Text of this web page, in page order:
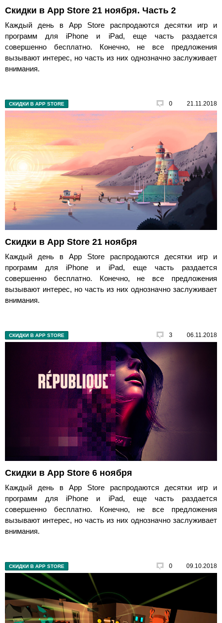
Скидки в App Store 21 ноября. Часть 2
Каждый день в App Store распродаются десятки игр и
программ для iPhone и iPad, еще часть раздается
совершенно бесплатно. Конечно, не все предложения
вызывают интерес, но часть из них однозначно заслуживает
внимания.
СКИДКИ В APP STORE 0 21.11.2018
Скидки в App Store 21 ноября
Каждый день в App Store распродаются десятки игр и
программ для iPhone и iPad, еще часть раздается
совершенно бесплатно. Конечно, не все предложения
вызывают интерес, но часть из них однозначно заслуживает
внимания.
СКИДКИ В APP STORE 3 06.11.2018
Скидки в App Store 6 ноября
Каждый день в App Store распродаются десятки игр и
программ для iPhone и iPad, еще часть раздается
совершенно бесплатно. Конечно, не все предложения
вызывают интерес, но часть из них однозначно заслуживает
внимания.
СКИДКИ В APP STORE 0 09.10.2018